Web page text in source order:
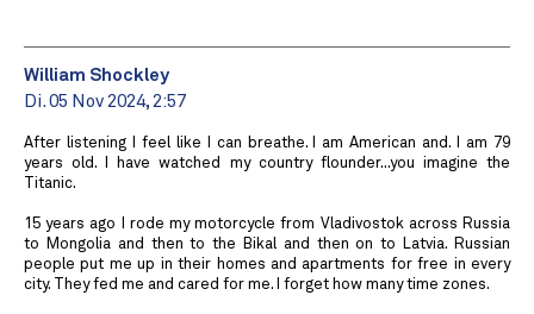
William Shockley
Di. 05 Nov 2024, 2:57
After listening I feel like I can breathe. I am American and. I am 79
years old. I have watched my country flounder...you imagine the
Titanic.
15 years ago I rode my motorcycle from Vladivostok across Russia
to Mongolia and then to the Bikal and then on to Latvia. Russian
people put me up in their homes and apartments for free in every
city. They fed me and cared for me. I forget how many time zones.